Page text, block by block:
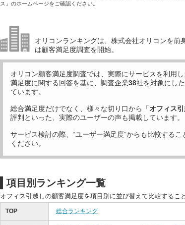
ス」のホームページをご確認ください。
オリコンランキングは、株式会社オリコンを
は顧客満足度調査を開始。
オリコン顧客満足度調査では、実際にサービスを利用し
満足度に関する回答を基に、調査企業38社を対象にし
ています。
総合満足度だけでなく、様々な切り口から「オフィス
評判といった、実際のユーザーの声も掲載しています。
サービス検討の際、“ユーザー満足度”からも比較するこ
ください。
項目別ランキング一覧
オフィス引越しの顧客満足度を項目別に並び替えて比較するこ
TOP 総合ランキング